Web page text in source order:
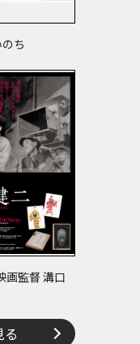
ち
画監督 溝口